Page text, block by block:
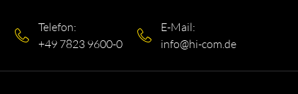
Telefon:
+49 7823 9600-0
E-Mail:
info@hi-com.de